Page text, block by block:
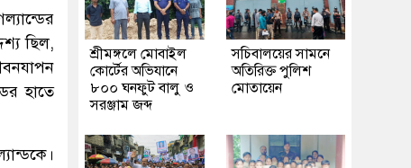
ছিল,
হাতে
শ্রীমঙ্গলে মোবাইল
কোর্টের অভিযানে
৮০০ ঘনফুট বালু ও
সরঞ্জাম জব্দ
সচিবালয়ের সামনে
অতিরিক্ত পুলিশ
মোতায়েন